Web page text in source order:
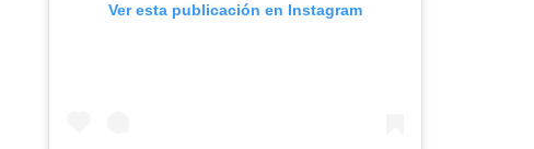
Ver esta publicación en Instagram